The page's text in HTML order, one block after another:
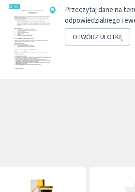
Przeczytaj dane na
odpowiedzialnego i
OTWÓRZ ULOTKĘ